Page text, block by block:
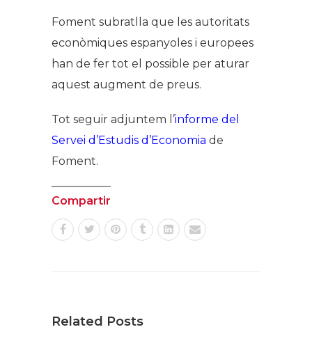
Foment subratlla que les autoritats
econòmiques espanyoles i europees
han de fer tot el possible per aturar
aquest augment de preus.
Tot seguir adjuntem l’informe del
Servei d’Estudis d’Economia de
Foment.
Compartir
Related Posts